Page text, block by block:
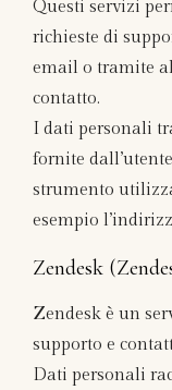
Questi servizi
richieste di
email o tramite
contatto.
I dati personali
fornite
strumento
esempio
Zendesk
Zendesk è un
supporto e
Dati personali